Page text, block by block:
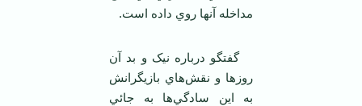
مداخله آنها روي داده است.
گفتگو درباره نيک و بد آن
روزها و نقش‌هاي بازيگرانش
به اين سادگي‌ها به جائي